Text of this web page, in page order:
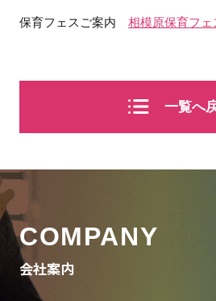
保育フェスご案内 相模原保育フェ
一覧へ
COMPANY
会社案内